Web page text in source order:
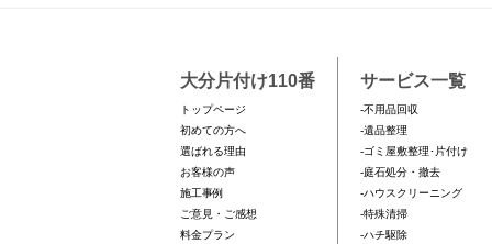
大分片付け110番
トップページ
初めての方へ
選ばれる理由
お客様の声
施工事例
ご意見・ご感想
料金プラン
サービス一覧
-不用品回収
-遺品整理
-ゴミ屋敷整理･片付け
-庭石処分・撤去
-ハウスクリーニング
-特殊清掃
-ハチ駆除